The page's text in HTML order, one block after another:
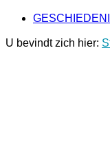
U bevindt zich hier: